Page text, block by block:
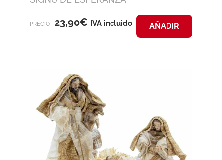
PRECIO 23,90€ IVA incluido AÑADIR